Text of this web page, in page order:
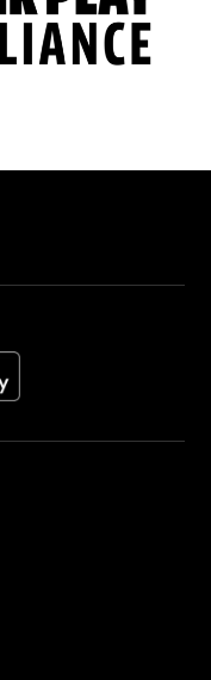
(opens in a new tab)